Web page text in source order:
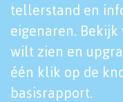
tellerstand en
eigenaren.
wilt zien en
één klik op de
basisrapport.